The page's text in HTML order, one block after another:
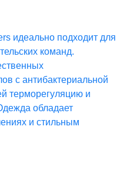
идеально подходит для
команд.
с антибактериальной
терморегуляцию и
обладает
и стильным